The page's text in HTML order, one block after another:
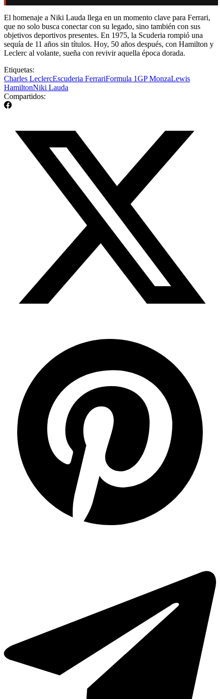
El homenaje a Niki Lauda llega en un momento clave para Ferrari,
que no solo busca conectar con su legado, sino también con sus
objetivos deportivos presentes. En 1975, la Scuderia rompió una
sequía de 11 años sin títulos. Hoy, 50 años después, con Hamilton y
Leclerc al volante, sueña con revivir aquella época dorada.
Etiquetas:
Charles LeclercEscuderia FerrariFormula 1GP MonzaLewis
HamiltonNiki Lauda
Compartidos: